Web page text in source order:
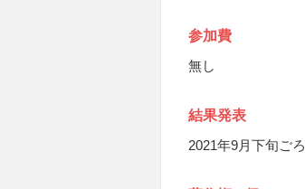
参加費
無し
結果発表
2021年9月下旬ごろ